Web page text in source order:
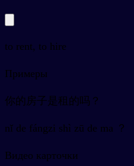
to rent, to hire
Примеры
你的房子是租的吗？
nǐ de fángzi shì zū de ma ？
Видео карточки